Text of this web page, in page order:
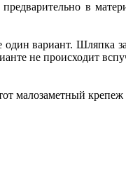
в
вариант. Шляпка
не происходит
малозаметный